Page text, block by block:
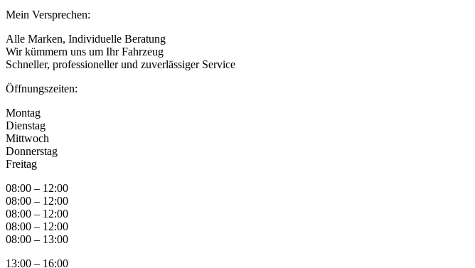
Mein Versprechen:
Alle Marken, Individuelle Beratung
Wir kümmern uns um Ihr Fahrzeug
​Schneller, professioneller und zuverlässiger Service
Öffnungszeiten:
Montag
Dienstag
Mittwoch
Donnerstag
Freitag
08:00 – 12:00
08:00 – 12:00
08:00 – 12:00
08:00 – 12:00
08:00 – 13:00
13:00 – 16:00